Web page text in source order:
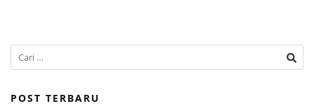
POST TERBARU